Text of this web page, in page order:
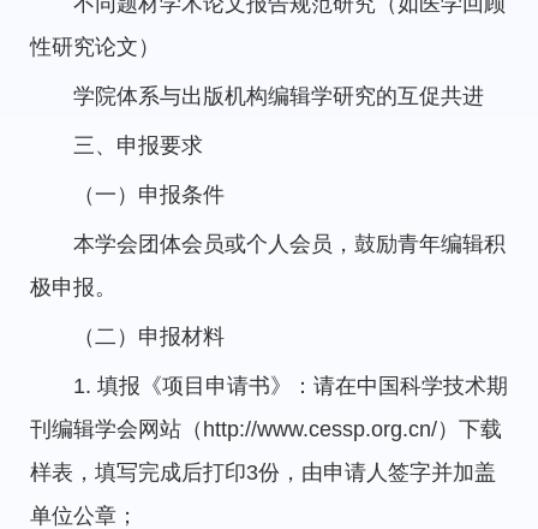
性研究论文）
学院体系与出版机构编辑学研究的互促共进
三、申报要求
（一）申报条件
本学会团体会员或个人会员，鼓励青年编辑积
极申报。
（二）申报材料
1. 填报《项目申请书》：请在中国科学技术期
刊编辑学会网站（http://www.cessp.org.cn/）下载
样表，填写完成后打印3份，由申请人签字并加盖
单位公章；